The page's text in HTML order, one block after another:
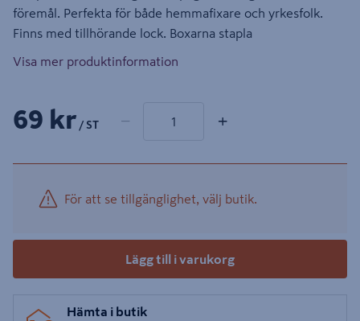
föremål. Perfekta för både hemmafixare och yrkesfolk.
Finns med tillhörande lock. Boxarna stapla
Visa mer produktinformation
69 kr / ST − +
För att se tillgänglighet, välj butik.
Lägg till i varukorg
Hämta i butik